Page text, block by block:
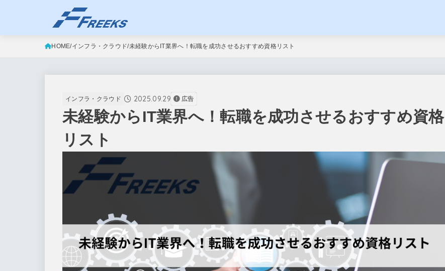
HOME インフラ・クラウド 未経験からIT業界へ！転職を成功させるおすすめ資格リスト
インフラ・クラウド 2025.09.29 広告
未経験からIT業界へ！転職を成功させるおすすめ資格
リスト